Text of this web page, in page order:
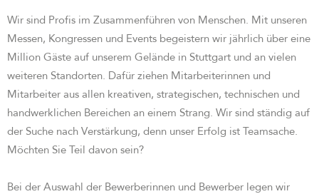
Wir sind Profis im Zusammenführen von Menschen. Mit unseren
Messen, Kongressen und Events begeistern wir jährlich über eine
Million Gäste auf unserem Gelände in Stuttgart und an vielen
weiteren Standorten. Dafür ziehen Mitarbeiterinnen und
Mitarbeiter aus allen kreativen, strategischen, technischen und
handwerklichen Bereichen an einem Strang. Wir sind ständig auf
der Suche nach Verstärkung, denn unser Erfolg ist Teamsache.
Möchten Sie Teil davon sein?
Bei der Auswahl der Bewerberinnen und Bewerber legen wir